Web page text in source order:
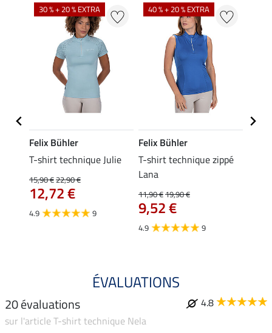
30 % + 20 % EXTRA
Felix Bühler
T-shirt technique Julie
15,90 €22,90 €
12,72 €
4.9 9
40 % + 20 % EXTRA
Felix Bühler
T-shirt technique zippé
Lana
11,90 €19,90 €
9,52 €
4.9 9
ÉVALUATIONS
20 évaluations
4.8
sur l'article T-shirt technique Nela